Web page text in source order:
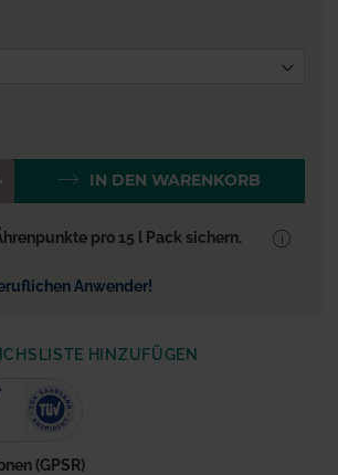
IN DEN WARENKORB
pro 15 l Pack sichern.
Anwender!
HINZUFÜGEN
(GPSR)